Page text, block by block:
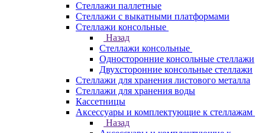
Стеллажи паллетные
Стеллажи с выкатными платформами
Стеллажи консольные
Назад
Стеллажи консольные
Односторонние консольные стеллажи
Двухсторонние консольные стеллажи
Стеллажи для хранения листового металла
Стеллажи для хранения воды
Кассетницы
Аксесcуары и комплектующие к стеллажам
Назад